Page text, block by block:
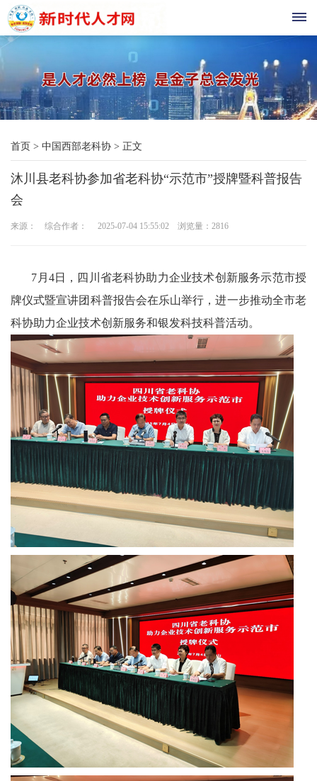
页
现
代
教
农
科
技
中
国
非
遗
时
代
才
墨
笺
香
学
首页 > 中国西部老科协 > 正文
沐川县老科协参加省老科协“示范市”授牌暨科普报告
会
来源： 综合作者： 2025-07-04 15:55:02 浏览量： 2816
7月4日，四川省老科协助力企业技术创新服务示范市授
牌仪式暨宣讲团科普报告会在乐山举行，进一步推动全市老
科协助力企业技术创新服务和银发科技科普活动。